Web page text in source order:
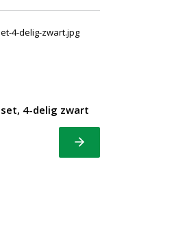
4-delig zwart
Bekijk